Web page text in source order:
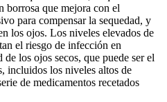
borrosa que mejora con el
para compensar la sequedad, y
los ojos. Los niveles elevados de
el riesgo de infección en
de los ojos secos, que puede ser el
incluidos los niveles altos de
de medicamentos recetados